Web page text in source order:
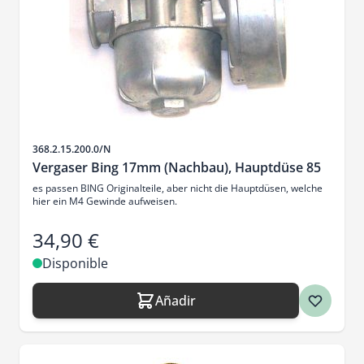
SKU
368.2.15.200.0/N
Vergaser Bing 17mm (Nachbau), Hauptdüse 85
es passen BING Originalteile, aber nicht die Hauptdüsen, welche
hier ein M4 Gewinde aufweisen.
34,90 €
Disponible
Añadir